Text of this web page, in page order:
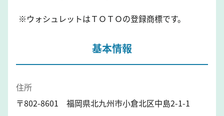
※ウォシュレットはＴＯＴＯの登録商標です。
基本情報
住所
〒802-8601 福岡県北九州市小倉北区中島2-1-1